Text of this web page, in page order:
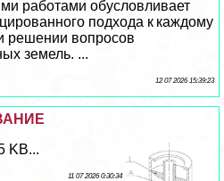
работами обусловливает
подхода к каждому
решении вопросов
земель. ...
12 07 2026 15:39:23
KB...
11 07 2026 0:30:34